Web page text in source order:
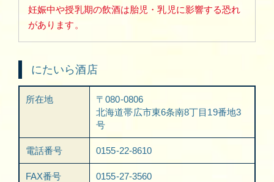
妊娠中や授乳期の飲酒は胎児・乳児に影響する恐れ
があります。
にたいら酒店
所在地
〒080-0806
北海道帯広市東6条南8丁目19番地3
号
電話番号 0155-22-8610
FAX番号 0155-27-3560